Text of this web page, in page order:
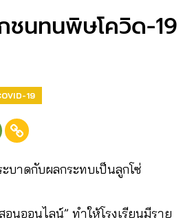
ชนทนพิษโควิด-19
19
ะบาดกับผลกระทบเป็นลูกโซ่
นออนไลน์” ทำให้โรงเรียนมีราย